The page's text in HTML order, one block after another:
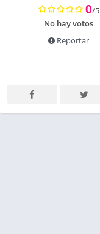
0/5
No hay votos
Reportar